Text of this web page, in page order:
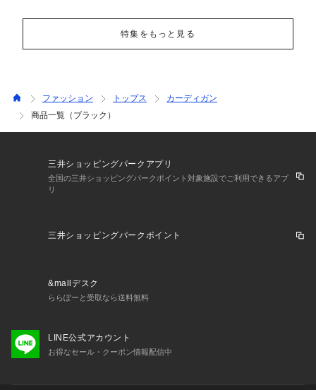
特集をもっと見る
ファッション トップス
カーディガン
商品一覧（ブラック）
三井ショッピングパークアプリ
全国の三井ショッピングパークポイント対象施設でご利用できるアプ
リ
三井ショッピングパークポイント
&mallデスク
ららぽーと受取なら送料無料
LINE公式アカウント
お得なセール・クーポン情報配信中